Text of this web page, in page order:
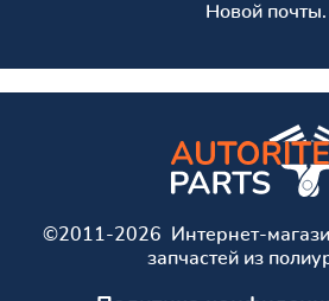
Новой почты.
©2011-2026 Интернет-
запчастей из